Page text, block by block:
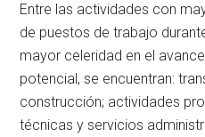
Entre las actividades con
de puestos de trabajo
mayor celeridad en el
potencial, se encuentran:
construcción; actividades
técnicas y servicios